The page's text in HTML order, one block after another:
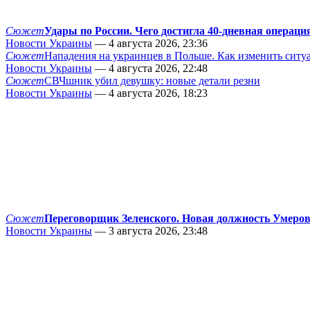
СюжетУдары по России. Чего достигла 40-дневная
Новости Украины — 4 августа 2026, 23:36
СюжетНападения на украинцев в Польше. Как изменить
Новости Украины — 4 августа 2026, 22:48
СюжетСВЧшник убил девушку: новые детали резни
Новости Украины — 4 августа 2026, 18:23
СюжетПереговорщик Зеленского. Новая должность
Новости Украины — 3 августа 2026, 23:48